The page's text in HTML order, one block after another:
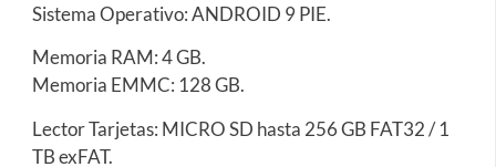
Sistema Operativo: ANDROID 9 PIE.
Memoria RAM: 4 GB.
Memoria EMMC: 128 GB.
Lector Tarjetas: MICRO SD hasta 256 GB FAT32 / 1
TB exFAT.